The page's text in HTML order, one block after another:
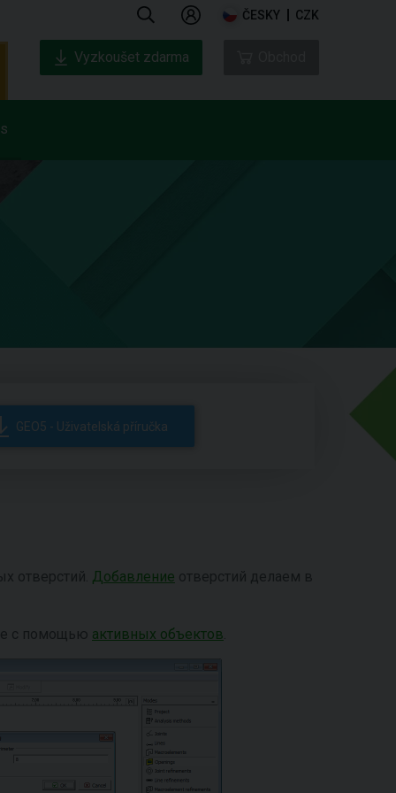
ČESKY CZK
Vyzkoušet zdarma
GEO5 - Uživatelská příručka
отверстий. Добавление отверстий делаем в
с помощью активных объектов